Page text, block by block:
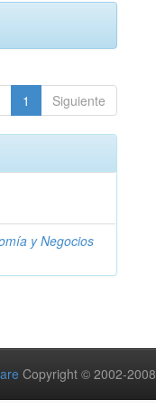
1 Siguiente
y Negocios
Copyright © 2002-2008